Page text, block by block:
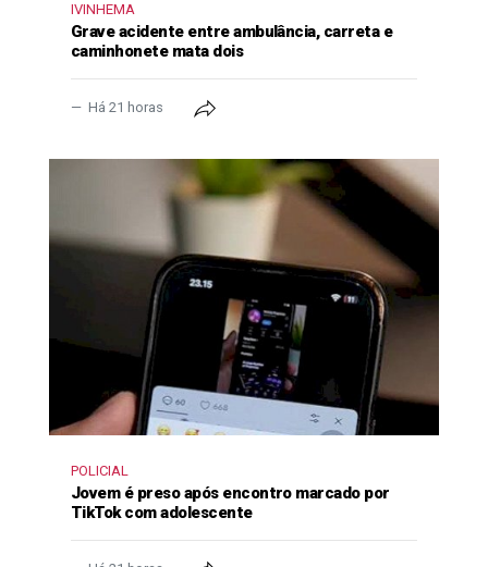
IVINHEMA
Grave acidente entre ambulância, carreta e
caminhonete mata dois
Há 21 horas
POLICIAL
Jovem é preso após encontro marcado por
TikTok com adolescente